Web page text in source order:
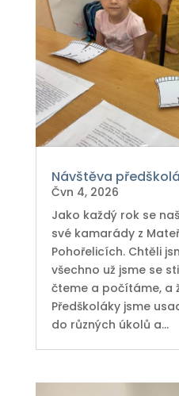
Návštěva
Čvn 4, 2026
Jako každý rok se
své kamarády z
Pohořelicích. Chtěli
všechno už jsme se
čteme a počítáme, a
Předškoláky jsme
do různých úkolů a...